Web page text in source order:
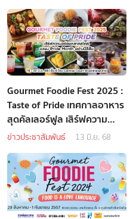
Gourmet Foodie Fest 2025 :
Taste of Pride เทศกาลอาหาร
สุดคัลเลอร์ฟูล เสิร์ฟความ
อร่อยหลากสไตล์ ฉลอง Pride
ข่าวประชาสัมพันธ์ 13 มิ.ย. 68